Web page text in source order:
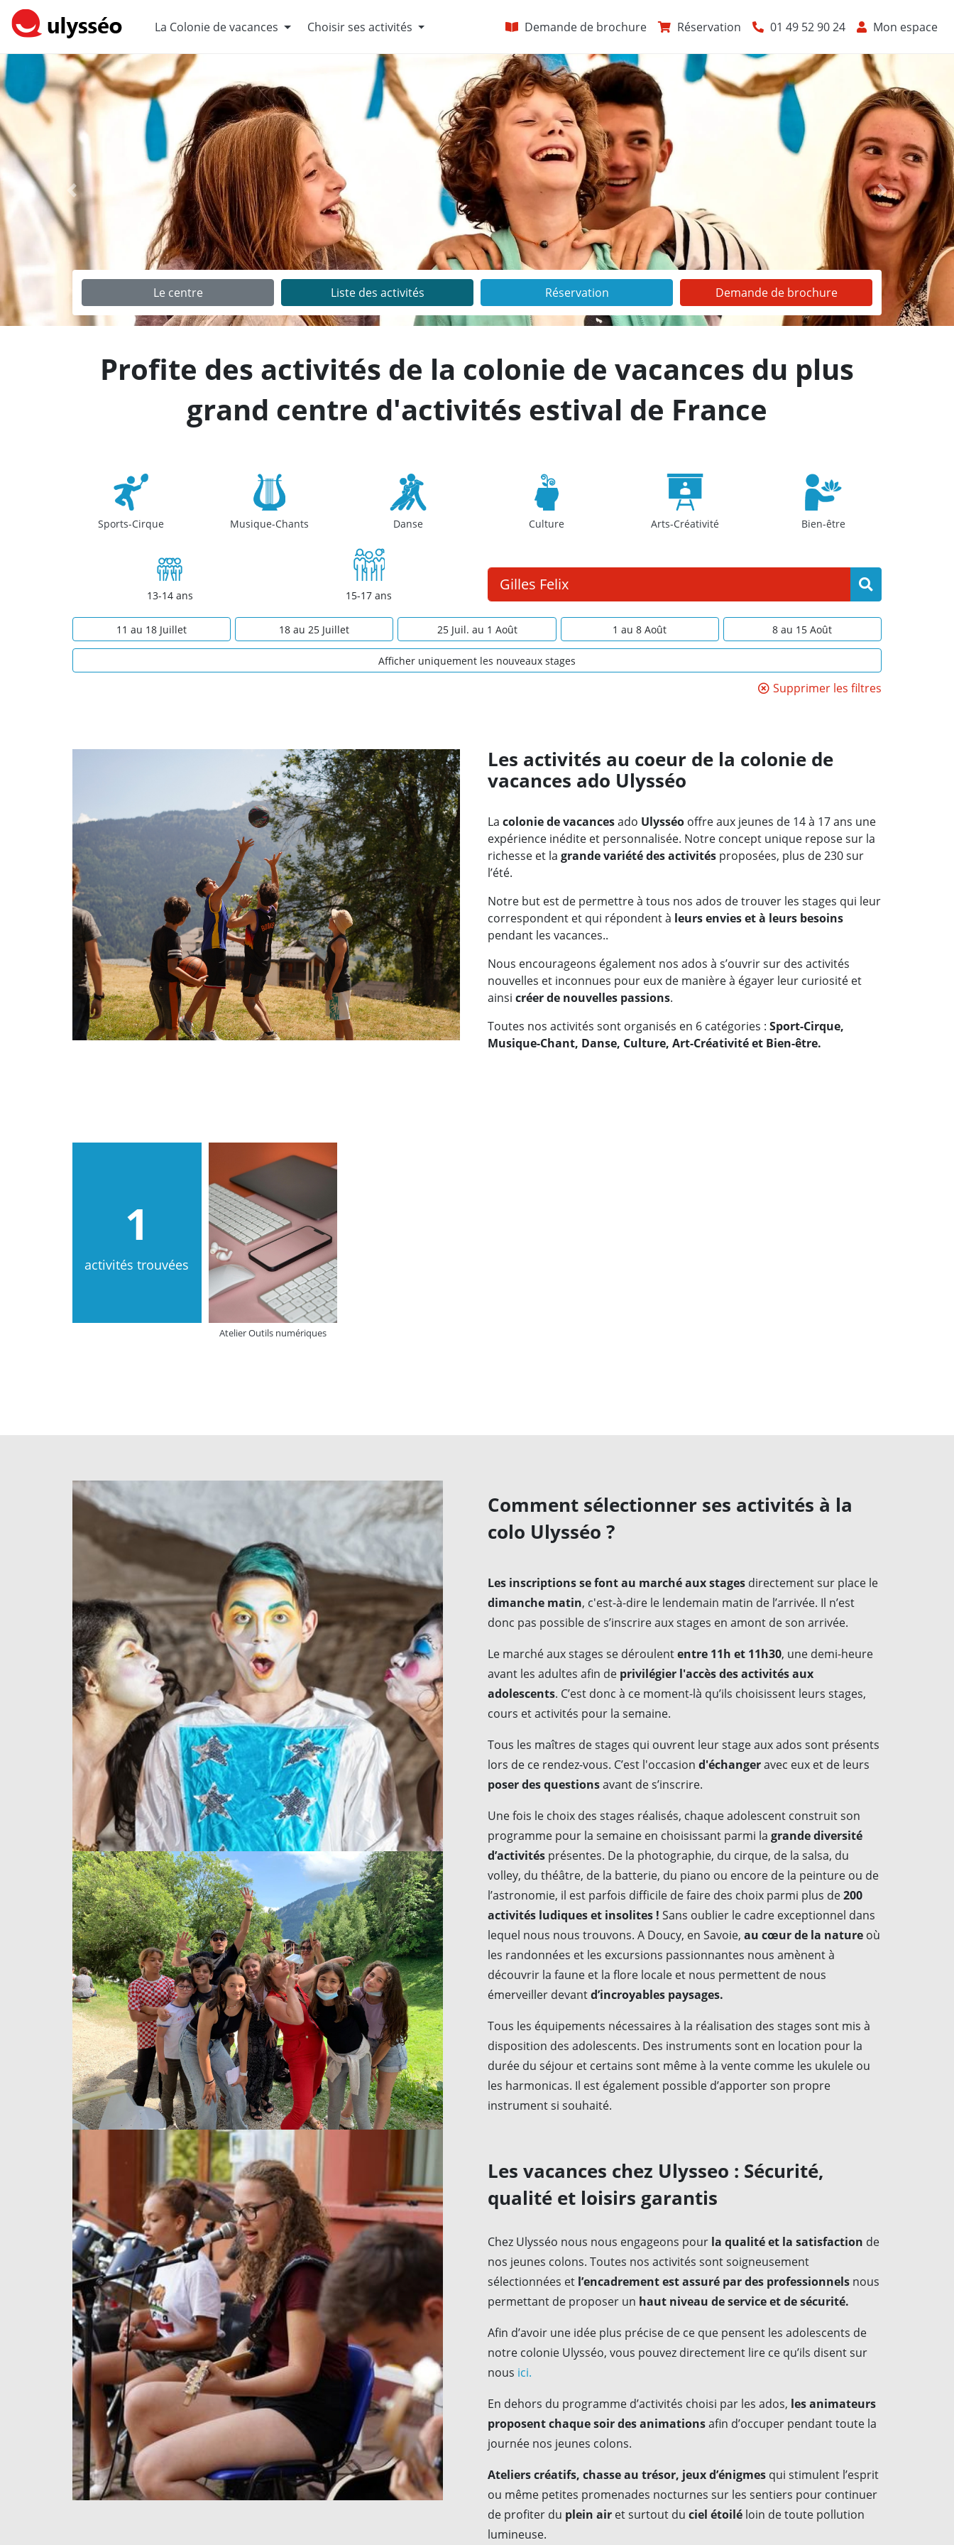
Demande de brochure Réservation 01 49 52 90 24 Mon espace
La Colonie de vacances Choisir ses activités
Précédent Suivant
Le centre Liste des activités Réservation Demande de brochure
Profite des activités de la colonie de vacances du plus
grand centre d'activités estival de France
Sports-Cirque Musique-Chants Danse Culture Arts-Créativité Bien-être
13-14 ans 15-17 ans
11 au 18 Juillet 18 au 25 Juillet 25 Juil. au 1 Août 1 au 8 Août 8 au 15 Août
Afficher uniquement les nouveaux stages
Supprimer les filtres
Les activités au coeur de la colonie de
vacances ado Ulysséo
La colonie de vacancesado Ulysséo offre aux jeunes de 14 à 17 ans une
expérience inédite et personnalisée. Notre concept unique repose sur la
richesse et la grande variété des activités proposées, plus de 230 sur
l’été.
Notre but est de permettre à tous nos ados de trouver les stages qui leur
correspondent et qui répondent à leurs envies et à leurs besoins
pendant les vacances..
Nous encourageons également nos ados à s’ouvrir sur des activités
nouvelles et inconnues pour eux de manière à égayer leur curiosité et
ainsi créer de nouvelles passions.
Toutes nos activités sont organisés en 6 catégories : Sport-Cirque,
Musique-Chant, Danse, Culture, Art-Créativité et Bien-être.
1
activités trouvées
Atelier Outils numériques
Comment sélectionner ses activités à la
colo Ulysséo ?
Les inscriptions se font au marché aux stages directement sur place le
dimanche matin, c'est-à-dire le lendemain matin de l’arrivée. Il n’est
donc pas possible de s’inscrire aux stages en amont de son arrivée.
Le marché aux stages se déroulententre 11h et 11h30, une demi-heure
avant les adultes afin de privilégier l'accès des activités aux
adolescents. C’est donc à ce moment-là qu’ils choisissent leurs stages,
cours et activités pour la semaine.
Tous les maîtres de stages qui ouvrent leur stage aux ados sont présents
lors de ce rendez-vous. C’est l'occasion d'échangeravec eux et de leurs
poser des questionsavant de s’inscrire.
Une fois le choix des stages réalisés, chaque adolescent construit son
programme pour la semaine en choisissant parmi la grande diversité
d’activités présentes. De la photographie, du cirque, de la salsa, du
volley, du théâtre, de la batterie, du piano ou encore de la peinture ou de
l’astronomie, il est parfois difficile de faire des choix parmi plus de200
activités ludiques et insolites ! Sans oublier le cadre exceptionnel dans
lequel nous nous trouvons. A Doucy, en Savoie, au cœur de la nature où
les randonnées et les excursions passionnantes nous amènent à
découvrir la faune et la flore locale et nous permettent de nous
émerveiller devantd’incroyables paysages.
Tous les équipements nécessaires à la réalisation des stages sont mis à
disposition des adolescents. Des instruments sont en location pour la
durée du séjour et certains sont même à la vente comme les ukulele ou
les harmonicas. Il est également possible d’apporter son propre
instrument si souhaité.
Les vacances chez Ulysseo : Sécurité,
qualité et loisirs garantis
Chez Ulysséo nous nous engageons pour la qualité et la satisfaction de
nos jeunes colons. Toutes nos activités sont soigneusement
sélectionnées et l’encadrement est assuré par des professionnels nous
permettant de proposer un haut niveau de service et de sécurité.
Afin d’avoir une idée plus précise de ce que pensent les adolescents de
notre colonie Ulysséo, vous pouvez directement lire ce qu’ils disent sur
nous ici.
En dehors du programme d’activités choisi par les ados, les animateurs
proposent chaque soir des animationsafin d’occuper pendant toute la
journée nos jeunes colons.
Ateliers créatifs, chasse au trésor, jeux d’énigmes qui stimulent l’esprit
ou même petites promenades nocturnes sur les sentiers pour continuer
de profiter du plein air et surtout du ciel étoilé loin de toute pollution
lumineuse.